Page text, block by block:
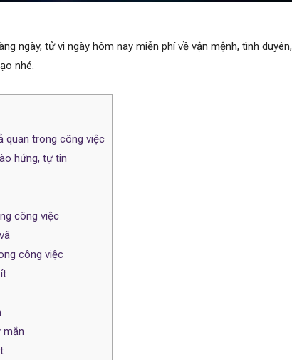
ngày, tử vi ngày hôm nay miễn phí về vận mệnh, tình duyên,
nhé.
quan trong công việc
hứng, tự tin
công việc
công việc
mắn